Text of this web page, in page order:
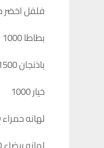
فلفل اخضر حار
بطاطا 1000
باذنجان 1500
خيار 1000
لهانه حمراء 1000